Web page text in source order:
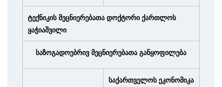
ტექნიკის მეცნიერებათა დოქტორი ქართლოს
ყაჭიაშვილი
საზოგადოებრივ მეცნიერებათა განყოფილება
საქართველოს ეკონომიკა